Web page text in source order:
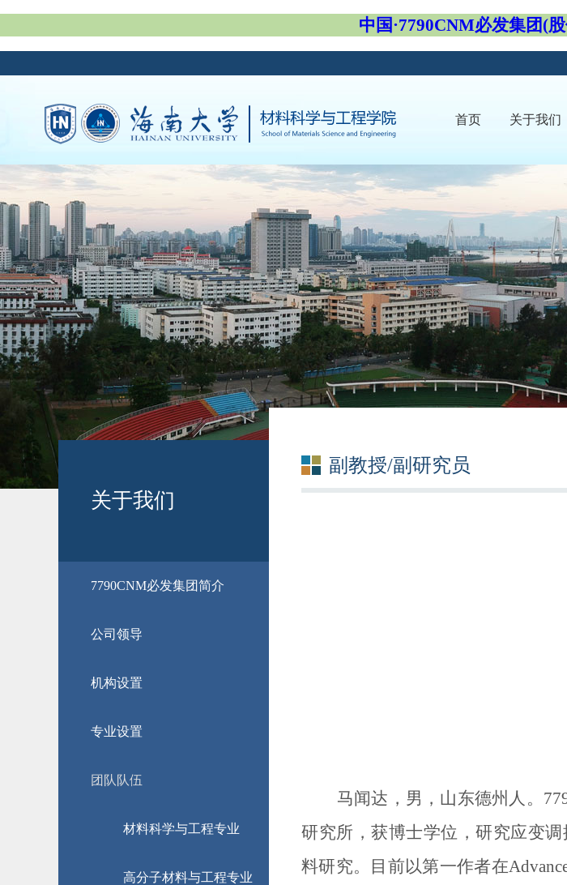
中国·7790CNM必发集团(
首页 关于我们
关于我们
​7790CNM必发集团简介
公司领导
机构设置
专业设置
团队队伍
材料科学与工程专业
高分子材料与工程专业
副教授/副研究员
马闻达，男，山东德州人。
研究所，获博士学位，研究应变
料研究。目前以第一作者在